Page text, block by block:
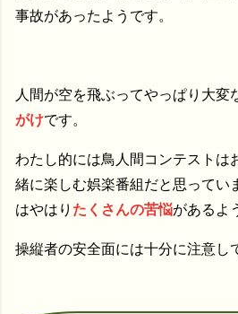
事故があったようです。
人間が空を飛ぶってやっぱり大変
がけです。
わたし的には鳥人間コンテストは
緒に楽しむ娯楽番組だと思ってい
はやはり たくさんの苦悩があるよ
操縦者の安全面には十分に注意し